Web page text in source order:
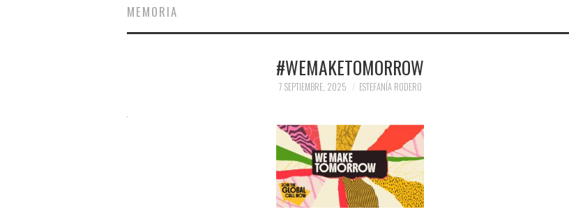
MEMORIA
#WEMAKETOMORROW
7 SEPTIEMBRE, 2025 ESTEFANÍA RODERO